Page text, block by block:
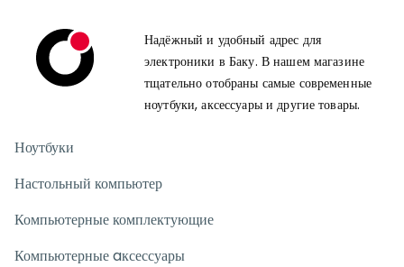
Надёжный и удобный адрес для
электроники в Баку. В нашем магазине
тщательно отобраны самые современные
ноутбуки, аксессуары и другие товары.
Ноутбуки
Настольный компьютер
Компьютерные комплектующие
Компьютерные aксессуары